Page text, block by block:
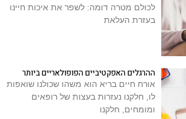
לכולם מטרה דומה: לשפר את איכות חיינו
בעזרת העלאת
ההרגלים האפקטיביים הפופולאריים ביותר
אורח חיים בריא הוא משהו שכולנו שואפות
לו, חלקנו נעזרות בעצות של רופאים
ומומחים, חלקנו